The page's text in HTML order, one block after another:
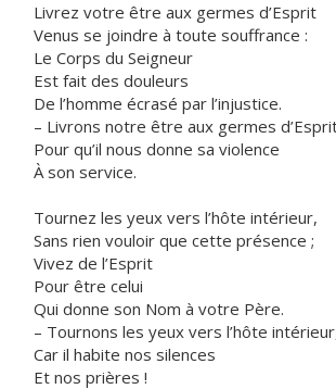
Livrez votre être aux germes d’Esprit
Venus se joindre à toute souffrance :
Le Corps du Seigneur
Est fait des douleurs
De l’homme écrasé par l’injustice.
– Livrons notre être aux germes
Pour qu’il nous donne sa violence
À son service.
Tournez les yeux vers l’hôte intérieur,
Sans rien vouloir que cette présence ;
Vivez de l’Esprit
Pour être celui
Qui donne son Nom à votre Père.
– Tournons les yeux vers l’hôte
Car il habite nos silences
Et nos prières !